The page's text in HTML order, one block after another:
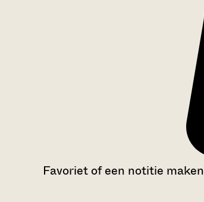
Favoriet of een notitie maken